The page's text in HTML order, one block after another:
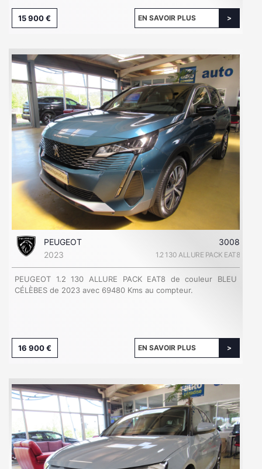
15 900 € EN SAVOIR PLUS
PEUGEOT
3008
2023
1.2 130 ALLURE PACK EAT8
PEUGEOT 1.2 130 ALLURE PACK EAT8 de couleur BLEU
CÉLÈBES de 2023 avec 69480 Kms au compteur.
16 900 € EN SAVOIR PLUS